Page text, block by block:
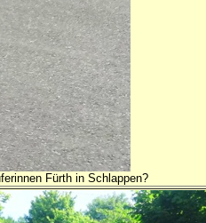
Fürth in Schlappen?